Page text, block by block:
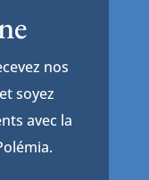
nos
soyez
avec la